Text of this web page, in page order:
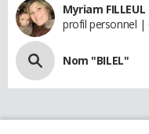
Myriam FILLEUL
profil personnel |
Nom "BILEL"